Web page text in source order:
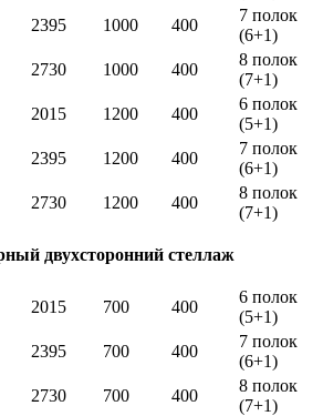
2395 1000 400
7 полок
(6+1)
2730 1000 400
8 полок
(7+1)
2015 1200 400
6 полок
(5+1)
2395 1200 400
7 полок
(6+1)
2730 1200 400
8 полок
(7+1)
двухсторонний стеллаж
2015 700 400
6 полок
(5+1)
2395 700 400
7 полок
(6+1)
2730 700 400
8 полок
(7+1)